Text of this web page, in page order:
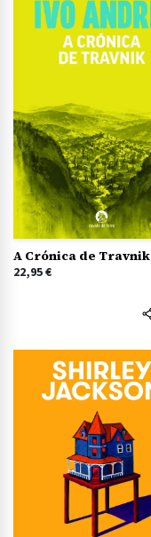
A Crónica de Travnik
22,95€